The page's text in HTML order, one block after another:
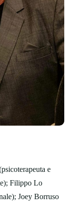
e
Filippo Lo
Joey Borruso